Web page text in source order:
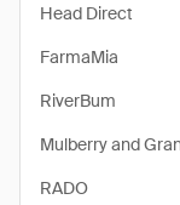
Head Direct
FarmaMia
RiverBum
Mulberry and
RADO